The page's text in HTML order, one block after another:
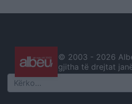
© 2003 - 2026
gjitha të drejtat
Search